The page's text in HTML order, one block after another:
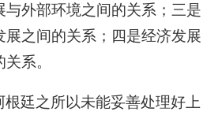
与外部环境之间的关系；三是
展之间的关系；四是经济发展
系。
根廷之所以未能妥善处理好上